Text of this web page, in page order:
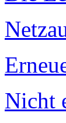
Nicht